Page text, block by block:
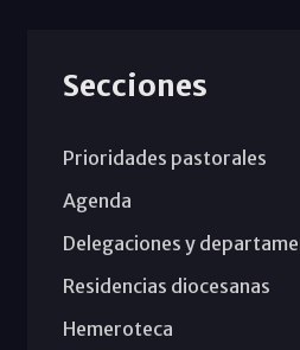
Secciones
Prioridades pastorales
Agenda
Delegaciones y
Residencias diocesanas
Hemeroteca